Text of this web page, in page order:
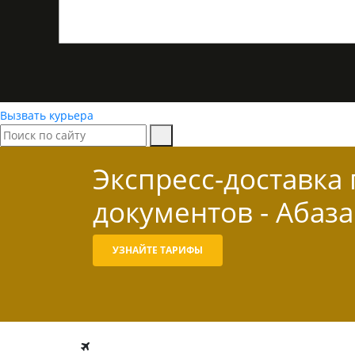
Вызвать курьера
Экспресс-доставка
документов - Абаза
УЗНАЙТЕ ТАРИФЫ